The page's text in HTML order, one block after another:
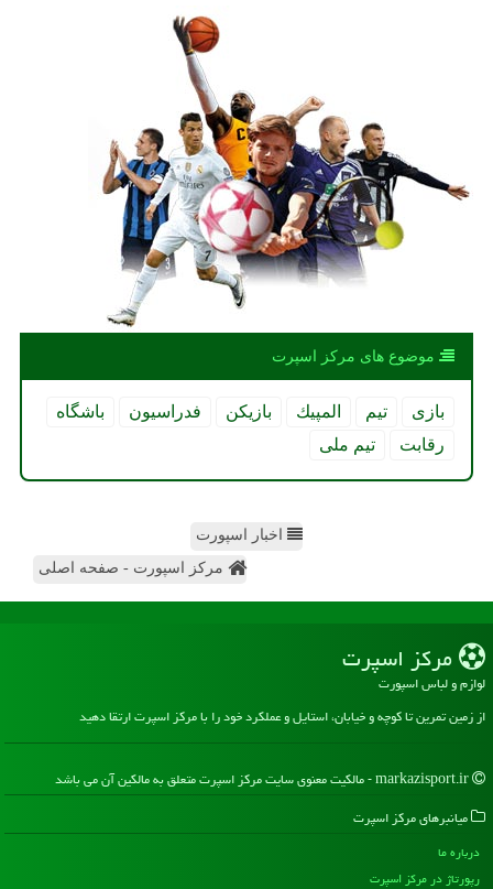
موضوع های مركز اسپرت
بازی تیم المپیك بازیكن فدراسیون
باشگاه
رقابت
تیم ملی
اخبار اسپورت
مرکز اسپورت - صفحه اصلی
مركز اسپرت
لوازم و لباس اسپورت
از زمین تمرین تا کوچه و خیابان، استایل و عملکرد خود را با مرکز اسپرت ارتقا دهید
میانبرهای مركز اسپرت
درباره ما
رپورتاژ در مركز اسپرت